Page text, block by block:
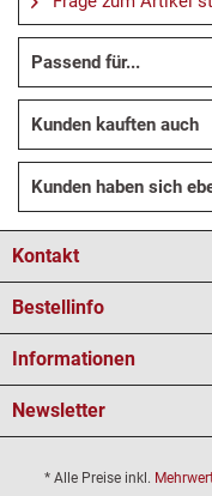
Passend für...
Kunden kauften auch
Kunden haben sich
Kontakt
Bestellinfo
Informationen
Newsletter
* Alle Preise inkl.